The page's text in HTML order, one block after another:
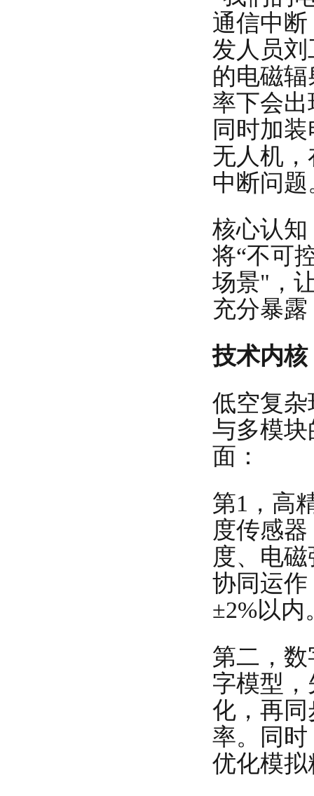
通信中
发人员
的电磁
率下会
同时加
无人机
中断问题
核心认
将“不可
场景"，
充分暴
技术内
低空复
与多模
面：
第1，高
度传感
度、电
协同运
±2%以内
第二，
字模型
化，再
率。同
优化模拟